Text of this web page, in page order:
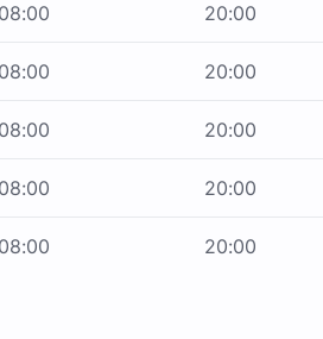
08:00 20:00
08:00 20:00
08:00 20:00
08:00 20:00
08:00 20:00